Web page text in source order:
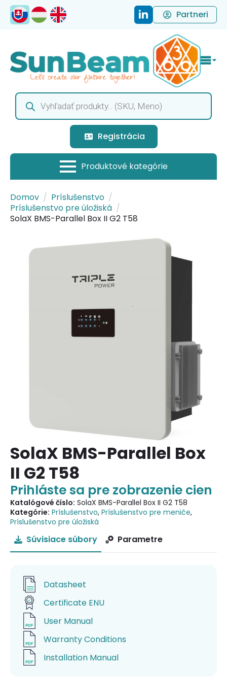
Partneri
Products
search
Registrácia
Domov
Príslušenstvo
Príslušenstvo pre úložiská
SolaX BMS-Parallel Box II G2 T58
SolaX BMS-Parallel Box
II G2 T58
Prihláste sa pre zobrazenie cien
Katalógové číslo: SolaX BMS-Parallel Box II G2 T58
Kategórie: Príslušenstvo, Príslušenstvo pre meniče,
Príslušenstvo pre úložiská
Súvisiace súbory Parametre
Datasheet
Certificate ENU
User Manual
Warranty Conditions
Installation Manual